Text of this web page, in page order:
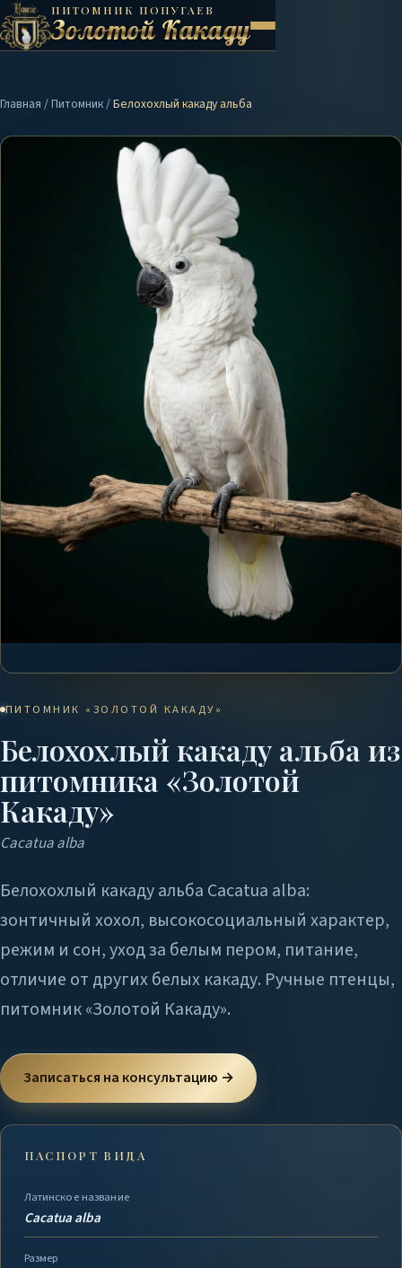
ПИТОМНИК ПОПУГАЕВ
Золотой Какаду
Главная /Питомник/Белохохлый какаду альба
ПИТОМНИК «ЗОЛОТОЙ КАКАДУ»
Белохохлый какаду альба из
питомника «Золотой
Какаду»
Cacatua alba
Белохохлый какаду альба Cacatua alba:
зонтичный хохол, высокосоциальный характер,
режим и сон, уход за белым пером, питание,
отличие от других белых какаду. Ручные птенцы,
питомник «Золотой Какаду».
Записаться на консультацию →
ПАСПОРТ ВИДА
Латинское название
Cacatua alba
Размер